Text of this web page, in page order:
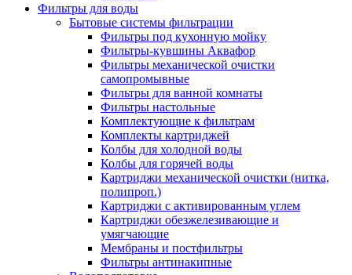
Фильтры для воды
Бытовые системы фильтрации
Фильтры под кухонную мойку
Фильтры-кувшины Аквафор
Фильтры механической очистки
самопромывные
Фильтры для ванной комнаты
Фильтры настольные
Комплектующие к фильтрам
Комплекты картриджей
Колбы для холодной воды
Колбы для горячей воды
Картриджи механической очистки (нитка,
полипроп.)
Картриджи с активированным углем
Картриджи обезжелезивающие и
умягчающие
Мембраны и постфильтры
Фильтры антинакипные